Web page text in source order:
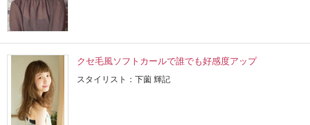
クセ毛風ソフトカールで誰でも好感度アップ
スタイリスト：下薗 輝記